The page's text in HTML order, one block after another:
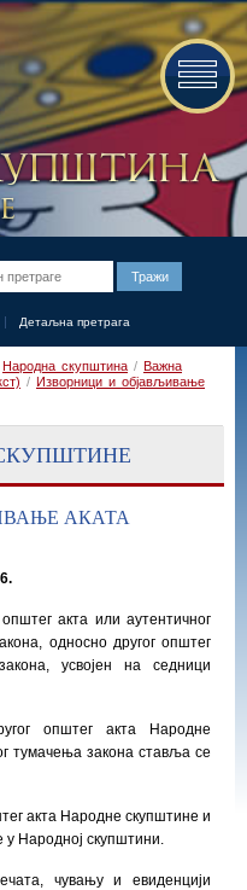
Детаљна претрага
Народна скупштина / Важна
/ Изворници и објављивање
АКАТА
акта или аутентичног
односно другог општег
усвојен на седници
општег акта
Народне
тумачења закона ставља се
акта Народне скупштине и
у Народној скупштини.
чувању и евиденцији